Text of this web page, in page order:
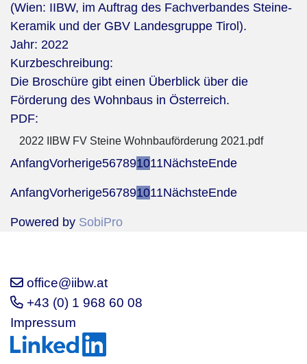
(Wien: IIBW, im Auftrag des Fachverbandes Steine-
Keramik und der GBV Landesgruppe Tirol).
Jahr: 2022
Kurzbeschreibung:
Die Broschüre gibt einen Überblick über die
Förderung des Wohnbaus in Österreich.
PDF:
2022 IIBW FV Steine Wohnbauförderung 2021.pdf
AnfangVorherige567891011NächsteEnde
AnfangVorherige567891011NächsteEnde
Powered by SobiPro
office@iibw.at
+43 (0) 1 968 60 08
Impressum